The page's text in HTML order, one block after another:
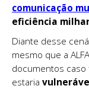
comunicação
eficiência
Diante desse
mesmo que a
documentos caso
estaria